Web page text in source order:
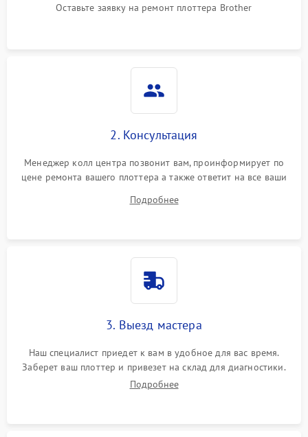
Оставьте заявку на ремонт плоттера Brother
2. Консультация
Менеджер колл центра позвонит вам, проинформирует по
цене ремонта вашего плоттера а также ответит на все ваши
Подробнее
3. Выезд мастера
Наш специалист приедет к вам в удобное для вас время.
Заберет ваш плоттер и привезет на склад для диагностики.
Подробнее